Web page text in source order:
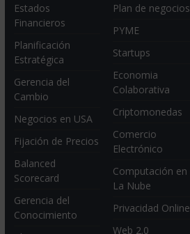
Estados
Financieros
Planificación
Estratégica
Gerencia del
Cambio
Negocios en USA
Fijación de Precios
Balanced
Scorecard
Gerencia del
Conocimiento
Plan de negocios
PYME
Startups
Economia
Colaborativa
Criptomonedas
Comercio
Electrónico
Computación en
La Nube
Privacidad Online
Web 2.0